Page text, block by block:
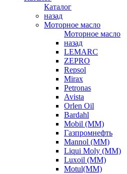
Каталог
назад
Моторное масло
Моторное масло
назад
LEMARC
ZEPRO
Repsol
Mirax
Petronas
Avista
Orlen Oil
Bardahl
Mobil (ММ)
Газпромнефть
Mannol (ММ)
Liqui Moly (ММ)
Luxoil (ММ)
Motul(ММ)